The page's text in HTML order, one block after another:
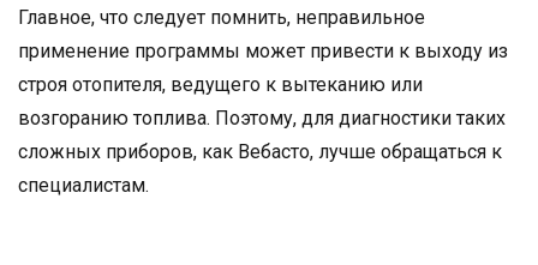
Главное, что следует помнить, неправильное
применение программы может привести к выходу из
строя отопителя, ведущего к вытеканию или
возгоранию топлива. Поэтому, для диагностики таких
сложных приборов, как Вебасто, лучше обращаться к
специалистам.